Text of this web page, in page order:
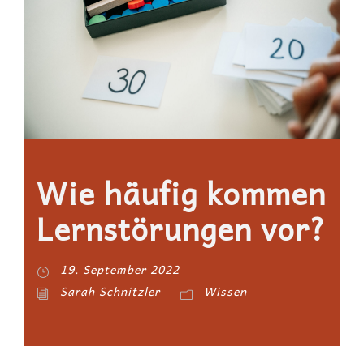
Wie häufig kommen
Lernstörungen vor?
19. September 2022
Sarah Schnitzler
Wissen